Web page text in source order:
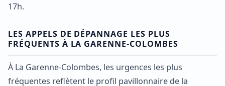
17h.
LES APPELS DE DÉPANNAGE LES PLUS
FRÉQUENTS À LA GARENNE-COLOMBES
À La Garenne-Colombes, les urgences les plus
fréquentes reflètent le profil pavillonnaire de la